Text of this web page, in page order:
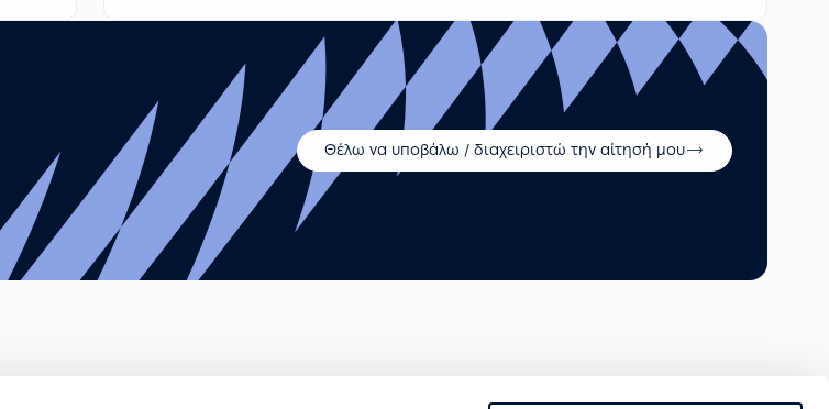
Θέλω να υποβάλω / διαχειριστώ την αίτησή μου